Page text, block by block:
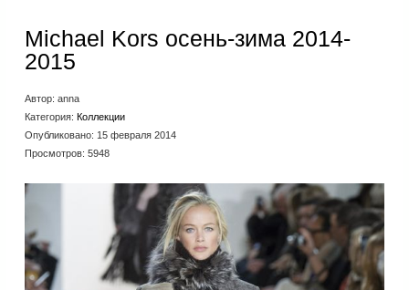
Michael Kors осень-зима 2014-
2015
Автор: anna
Категория: Коллекции
Опубликовано: 15 февраля 2014
Просмотров: 5948